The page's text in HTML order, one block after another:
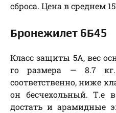
сброса. Цена в среднем
Бронежилет 6Б45
Класс защиты 5А, вес
го размера — 8.7 кг.
соответственно, ниже
он бесчехольный. Т.е
достать и арамидные